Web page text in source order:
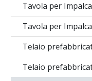
Tavola per
Tavola per
Telaio
Telaio